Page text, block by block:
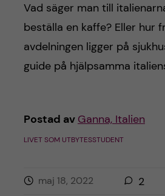
Vad säger man till
beställa en kaffe? Eller hur
avdelningen ligger på
guide på hjälpsamma
Postad av Ganna, Italien
LIVET SOM UTBYTESSTUDENT
maj 18, 2022 2